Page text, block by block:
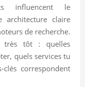
influencent le
architecture claire
de recherche.
très tôt : quelles
quels services tu
correspondent